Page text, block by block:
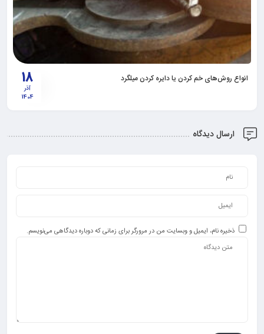
18
آذر
1404
انواع روش‌های خم کردن یا دایره کردن میلگرد
ارسال دیدگاه
ذخیره نام، ایمیل و وبسایت من در مرورگر برای زمانی که دوباره دیدگاهی می‌نویسم.